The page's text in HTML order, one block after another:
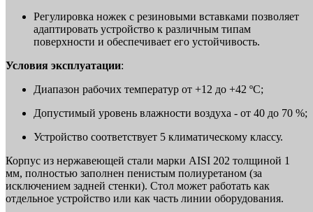
Регулировка ножек с резиновыми вставками позволяет
адаптировать устройство к различным типам
поверхности и обеспечивает его устойчивость.
Условия эксплуатации:
Диапазон рабочих температур от +12 до +42 ºС;
Допустимый уровень влажности воздуха - от 40 до 70 %;
Устройство соответствует 5 климатическому классу.
Корпус из нержавеющей стали марки AISI 202 толщиной 1
мм, полностью заполнен пенистым полиуретаном (за
исключением задней стенки). Стол может работать как
отдельное устройство или как часть линии оборудования.